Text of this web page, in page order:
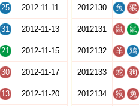
25 2012-11-11
31 2012-11-13
21 2012-11-15
30 2012-11-17
13 2012-11-20
2012130 兔 猴
2012131 鼠 鼠
2012132 羊 鸡
2012133 蛇 狗
2012134 猴 兔